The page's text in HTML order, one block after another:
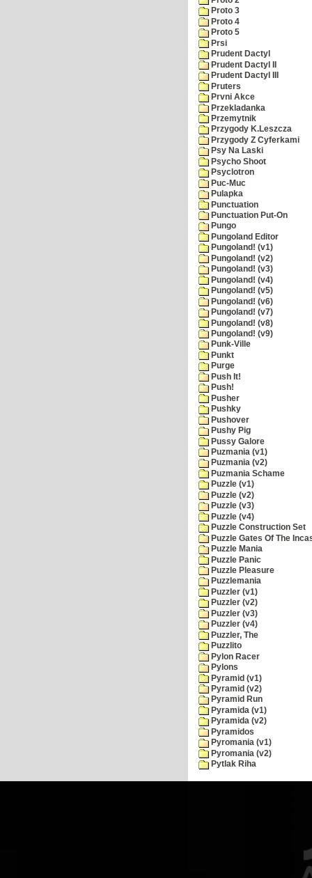
Proto 3
Proto 4
Proto 5
Prsi
Prudent Dactyl
Prudent Dactyl II
Prudent Dactyl III
Pruters
Prvni Akce
Przekladanka
Przemytnik
Przygody K.Leszcza
Przygody Z Cyferkami
Psy Na Laski
Psycho Shoot
Psyclotron
Puc-Muc
Pulapka
Punctuation
Punctuation Put-On
Pungo
Pungoland Editor
Pungoland! (v1)
Pungoland! (v2)
Pungoland! (v3)
Pungoland! (v4)
Pungoland! (v5)
Pungoland! (v6)
Pungoland! (v7)
Pungoland! (v8)
Pungoland! (v9)
Punk-Ville
Punkt
Purge
Push It!
Push!
Pusher
Pushky
Pushover
Pushy Pig
Pussy Galore
Puzmania (v1)
Puzmania (v2)
Puzmania Schame
Puzzle (v1)
Puzzle (v2)
Puzzle (v3)
Puzzle (v4)
Puzzle Construction Set
Puzzle Gates Of The
Puzzle Mania
Puzzle Panic
Puzzle Pleasure
Puzzlemania
Puzzler (v1)
Puzzler (v2)
Puzzler (v3)
Puzzler (v4)
Puzzler, The
Puzzlito
Pylon Racer
Pylons
Pyramid (v1)
Pyramid (v2)
Pyramid Run
Pyramida (v1)
Pyramida (v2)
Pyramidos
Pyromania (v1)
Pyromania (v2)
Pytlak Riha